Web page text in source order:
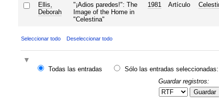
Ellis,
Deborah
"¡Adios paredes!": The
Image of the Home in
"Celestina"
1981 Artículo
Seleccionar todo Deseleccionar todo
Todas las entradas
Sólo las entradas seleccionadas:
Guardar registros:
Guardar